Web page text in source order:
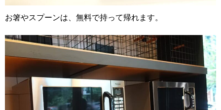
お箸やスプーンは、無料で持って帰れます。